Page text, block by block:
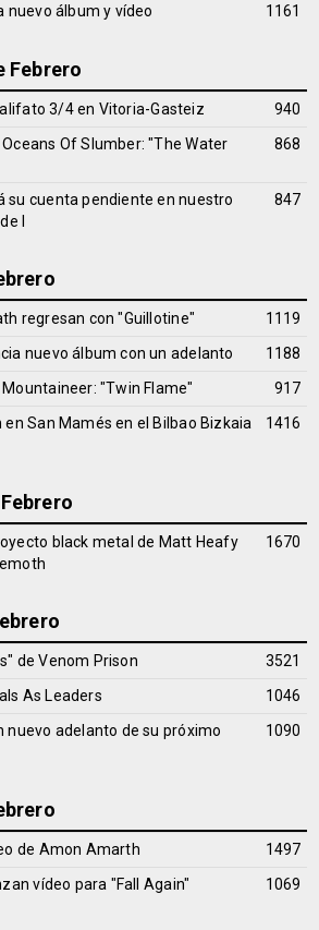
nuevo álbum y vídeo
1161
Febrero
3/4 en Vitoria-Gasteiz
940
Of Slumber: "The Water
868
su cuenta pendiente en nuestro
l
847
regresan con "Guillotine"
1119
nuevo álbum con un adelanto
1188
"Twin Flame"
917
San Mamés en el Bilbao Bizkaia
1416
black metal de Matt Heafy
1670
deVenom Prison
3521
As Leaders
1046
nuevo adelanto de su próximo
1090
de Amon Amarth
1497
vídeo para "Fall Again"
1069